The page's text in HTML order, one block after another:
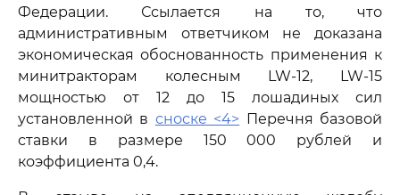
Федерации. Ссылается на то, что
административным ответчиком не доказана
экономическая обоснованность применения к
минитракторам колесным LW-12, LW-15
мощностью от 12 до 15 лошадиных сил
установленной в сноске <4> Перечня базовой
ставки в размере 150 000 рублей и
коэффициента 0,4.